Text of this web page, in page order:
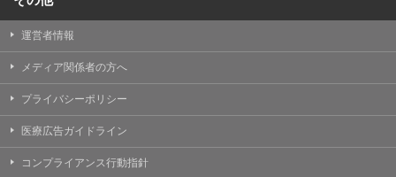
運営者情報
メディア関係者の方へ
プライバシーポリシー
医療広告ガイドライン
コンプライアンス行動指針